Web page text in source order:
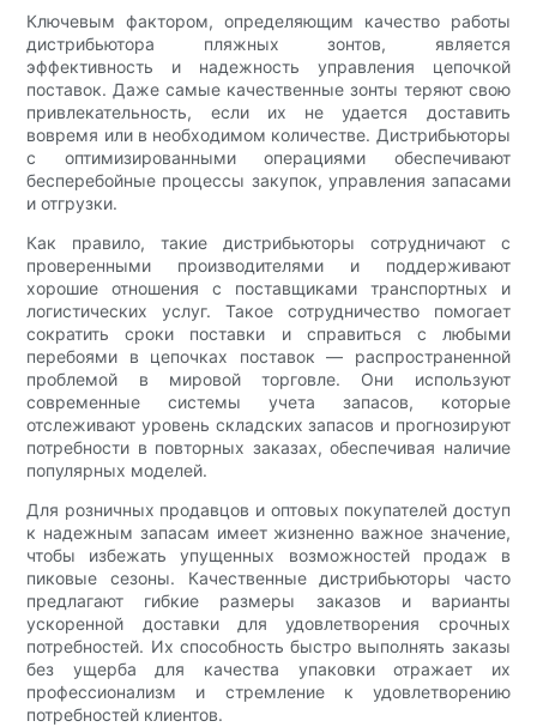
Ключевым фактором, определяющим качество работы
дистрибьютора пляжных зонтов, является
эффективность и надежность управления цепочкой
поставок. Даже самые качественные зонты теряют свою
привлекательность, если их не удается доставить
вовремя или в необходимом количестве. Дистрибьюторы
с оптимизированными операциями обеспечивают
бесперебойные процессы закупок, управления запасами
и отгрузки.
Как правило, такие дистрибьюторы сотрудничают с
проверенными производителями и поддерживают
хорошие отношения с поставщиками транспортных и
логистических услуг. Такое сотрудничество помогает
сократить сроки поставки и справиться с любыми
перебоями в цепочках поставок — распространенной
проблемой в мировой торговле. Они используют
современные системы учета запасов, которые
отслеживают уровень складских запасов и прогнозируют
потребности в повторных заказах, обеспечивая наличие
популярных моделей.
Для розничных продавцов и оптовых покупателей доступ
к надежным запасам имеет жизненно важное значение,
чтобы избежать упущенных возможностей продаж в
пиковые сезоны. Качественные дистрибьюторы часто
предлагают гибкие размеры заказов и варианты
ускоренной доставки для удовлетворения срочных
потребностей. Их способность быстро выполнять заказы
без ущерба для качества упаковки отражает их
профессионализм и стремление к удовлетворению
потребностей клиентов.